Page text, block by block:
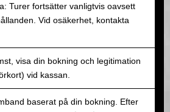
Turer fortsätter vanligtvis oavsett
Vid osäkerhet, kontakta
visa din bokning och legitimation
vid kassan.
baserat på din bokning. Efter